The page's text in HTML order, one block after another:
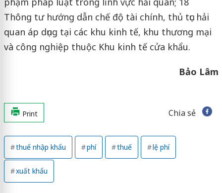
Thông tư hướng dẫn chế độ tài chính, thủ tục hải
quan áp dụng tại các khu kinh tế, khu thương mại
và công nghiệp thuộc Khu kinh tế cửa khẩu.
Bảo Lâm
Print Chia sẻ
thuế nhập khẩu phí thuế lệ phí
xuất khẩu